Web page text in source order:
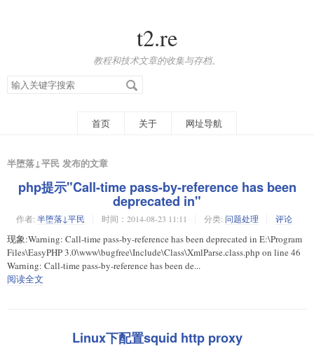
t2.re
教程和技术文章的收集与存档。
搜
索
首页 关于 网址导航
半堕落↓平民 发布的文章
php提示"Call-time pass-by-reference has been
deprecated in"
作者: 半堕落↓平民 时间：2014-08-23 11:11 分类: 问题处理 评论
现象:Warning: Call-time pass-by-reference has been deprecated in E:\Program
Files\EasyPHP 3.0\www\bugfree\Include\Class\XmlParse.class.php on line 46
Warning: Call-time pass-by-reference has been de...
阅读全文
Linux下配置squid http proxy